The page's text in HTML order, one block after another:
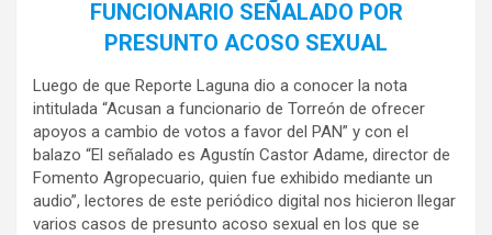
FUNCIONARIO SEÑALADO POR
PRESUNTO ACOSO SEXUAL
Luego de que Reporte Laguna dio a conocer la nota
intitulada “Acusan a funcionario de Torreón de ofrecer
apoyos a cambio de votos a favor del PAN” y con el
balazo “El señalado es Agustín Castor Adame, director de
Fomento Agropecuario, quien fue exhibido mediante un
audio”, lectores de este periódico digital nos hicieron llegar
varios casos de presunto acoso sexual en los que se